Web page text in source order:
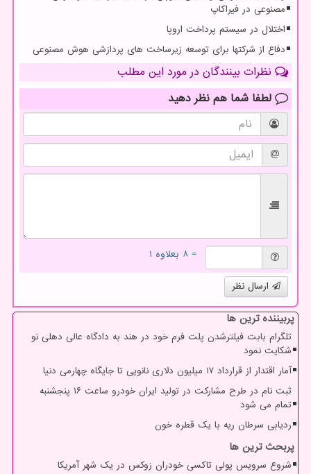
مصنوعی در فیراکاپ
اختلال در سیستم پرداخت اروپا
دفاع از شرکتها برای توسعه زیرساخت های پردازشی هوش مصنوعی
نظرات بینندگان در مورد این مطلب
لطفا شما هم نظر دهید
= ۸ بعلاوه ۱
ارسال نظر
پربیننده ترین ها
تلگرام بابت فیلترشدن پلت فرم خود در هند به دادگاه عالی دهلی نو
شکایت نمود
آمار اقتدار از قرارداد ۱۷ میلیون دلاری نانویی تا جایگاه چهارمی دنیا
ثبت نام در طرح مشارکت در تولید ایران خودرو ساعت ۱۶ پنجشنبه
تمام می شود
ردیابی سرطان ریه با یک قطره خون
پربحث ترین ها
شروع سرویس پولی تاکسی خودران زوکس در یک شهر آمریکا